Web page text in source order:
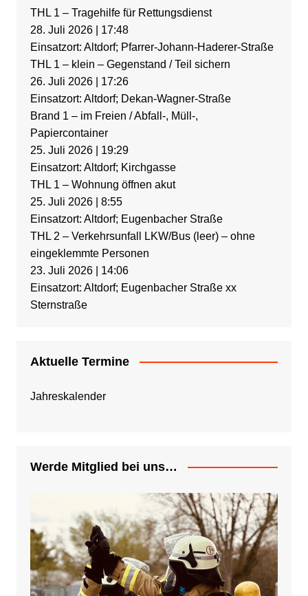
THL 1 – Tragehilfe für Rettungsdienst
28. Juli 2026| 17:48
Einsatzort: Altdorf; Pfarrer-Johann-Haderer-Straße
THL 1 – klein – Gegenstand / Teil sichern
26. Juli 2026| 17:26
Einsatzort: Altdorf; Dekan-Wagner-Straße
Brand 1 – im Freien / Abfall-, Müll-,
Papiercontainer
25. Juli 2026| 19:29
Einsatzort: Altdorf; Kirchgasse
THL 1 – Wohnung öffnen akut
25. Juli 2026| 8:55
Einsatzort: Altdorf; Eugenbacher Straße
THL 2 – Verkehrsunfall LKW/Bus (leer) – ohne
eingeklemmte Personen
23. Juli 2026| 14:06
Einsatzort: Altdorf; Eugenbacher Straße xx
Sternstraße
Aktuelle Termine
Jahreskalender
Werde Mitglied bei uns…